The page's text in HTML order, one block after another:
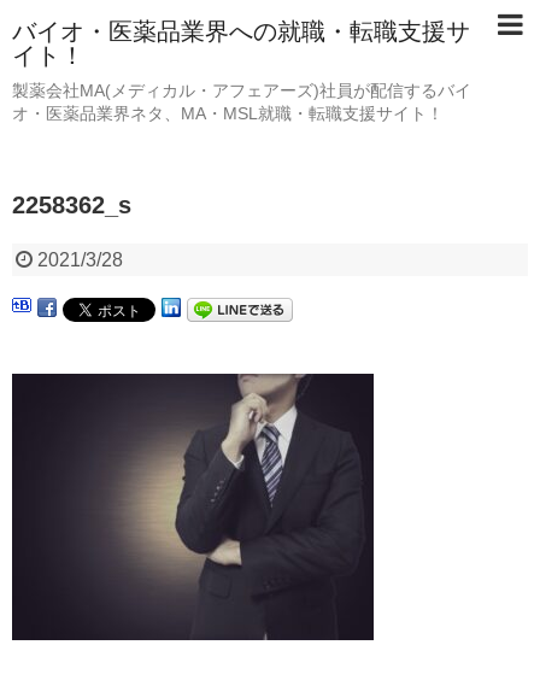
バイオ・医薬品業界への就職・転職支援サ
イト！
製薬会社MA(メディカル・アフェアーズ)社員が配信するバイ
オ・医薬品業界ネタ、MA・MSL就職・転職支援サイト！
2258362_s
2021/3/28